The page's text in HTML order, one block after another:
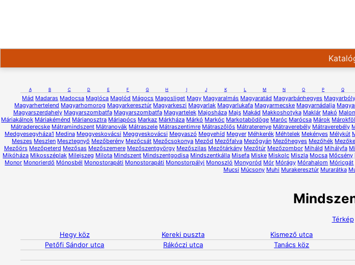
A B C D E F G H I J K L M N O P Q
Mád Madaras Madocsa Maglóca Maglód Mágocs Magosliget Magy Magyaralmás Magyaratád Magyarbánhegyes Magyarbóly
Magyarhertelend Magyarhomorog Magyarkeresztúr Magyarkeszi Magyarlak Magyarlukafa Magyarmecske Magyarnádalja
Magyarszerdahely Magyarszombatfa Magyarszombatfa Magyartelek Majosháza Majs Makád Makkoshotyka Maklár Makó
Máriakálnok Máriakéménd Márianosztra Máriapócs Markaz Márkháza Márkó Markóc Markotabödöge Maróc Marócsa Márok
Mátraderecske Mátramindszent Mátranovák Mátraszele Mátraszentimre Mátraszőlős Mátraterenye Mátraverebély Mátraverebély
Medgyesegyháza1 Medina Meggyeskovácsi Meggyeskovácsi Megyaszó Megyehíd Megyer Méhkerék Méhtelek Mekényes Mélykút
Meszes Meszlen Mesztegnyő Mezőberény Mezőcsát Mezőcsokonya Meződ Mezőfalva Mezőgyán Mezőhegyes Mezőhék
Mezőörs Mezőpeterd Mezősas Mezőszemere Mezőszentgyörgy Mezőszilas Mezőtárkány Mezőtúr Mezőzombor Miháld Mihályfa
Mikóháza Mikosszéplak Milejszeg Milota Mindszent Mindszentgodisa Mindszentkálla Misefa Miske Miskolc Miszla Mocsa Mőcsény
Monor Monorierdő Mónosbél Monostorapáti Monostorapáti Monostorpályi Monoszló Monyoród Mór Mórágy Mórahalom Móricgát
Mucsi Múcsony Muhi Murakeresztúr Murarátka
Térkép
Hegy köz
Kereki puszta Kismező utca
Petőfi Sándor utca
Rákóczi utca Tanács köz